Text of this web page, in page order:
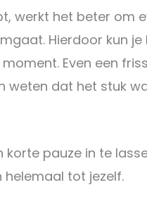
werkt het beter om
Hierdoor kun je
Even een
weten dat het stuk
pauze in te
helemaal tot jezelf.